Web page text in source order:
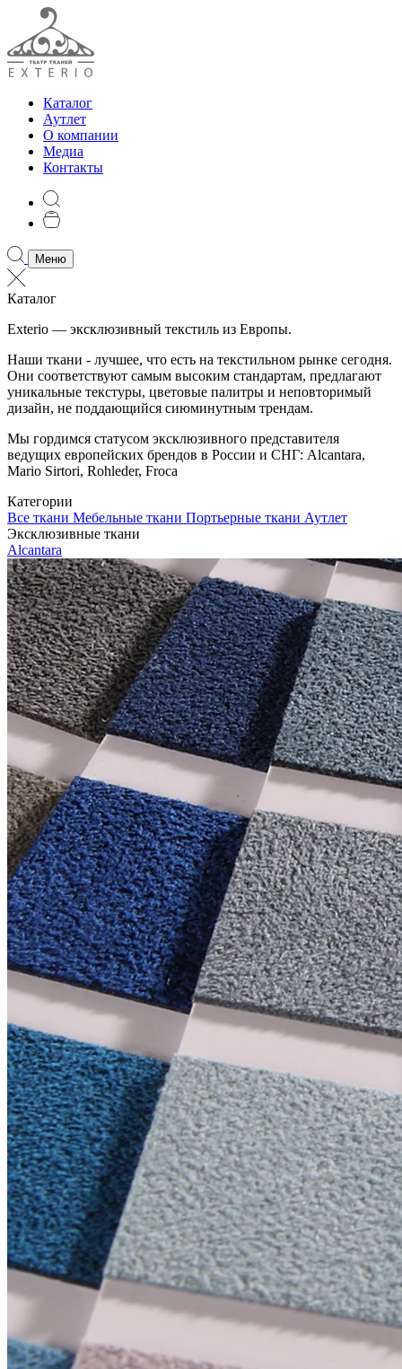
Каталог
Аутлет
О компании
Медиа
Контакты
Меню
Каталог
Exterio — эксклюзивный текстиль из Европы.
Наши ткани - лучшее, что есть на текстильном рынке сегодня.
Они соответствуют самым высоким стандартам, предлагают
уникальные текстуры, цветовые палитры и неповторимый
дизайн, не поддающийся сиюминутным трендам.
Мы гордимся статусом эксклюзивного представителя
ведущих европейских брендов в России и СНГ: Alcantara,
Mario Sirtori, Rohleder, Froca
Категории
Все ткани Мебельные ткани Портьерные ткани Аутлет
Эксклюзивные ткани
Alcantara